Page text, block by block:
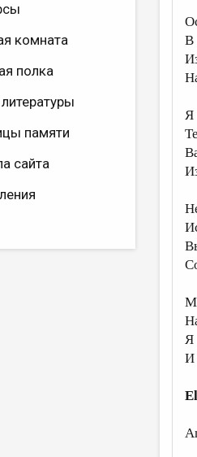
комната
полка
памяти
сайта
В
Я
Я
И